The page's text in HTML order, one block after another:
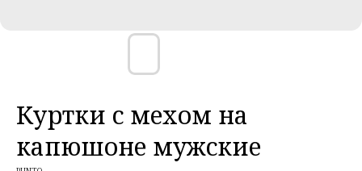
Куртки с мехом на
капюшоне мужские